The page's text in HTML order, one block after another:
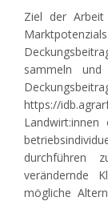
Ziel der
sammeln
https://
durchführen
verändernde
mögliche